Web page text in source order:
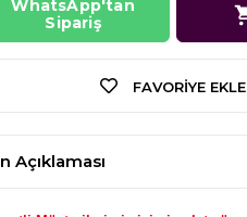
WhatsApp'tan
Sipariş
FAVORIYE EKLE
Açıklaması